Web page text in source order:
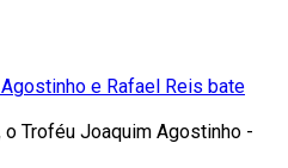
e Rafael Reis bate
Troféu Joaquim Agostinho -